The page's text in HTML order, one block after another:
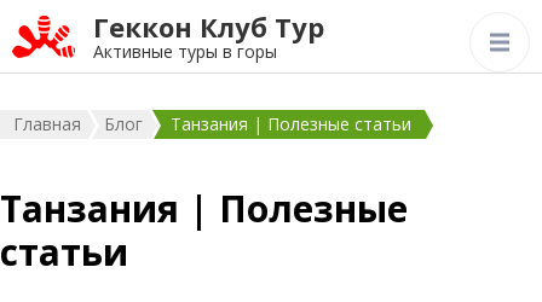
Геккон Клуб Тур
Активные туры в горы
Главная Блог Танзания | Полезные статьи
Танзания | Полезные
статьи